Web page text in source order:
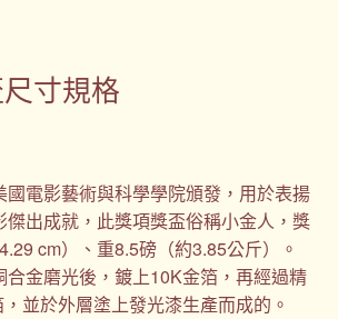
寸規格
國電影藝術與科學學院頒發，用於表揚
傑出成就，此獎項獎盃俗稱小金人，獎
cm）、重8.5磅（約3.85公斤）。
合金磨光後，鍍上10K金箔，再經過精
並於外層塗上發光漆生產而成的。